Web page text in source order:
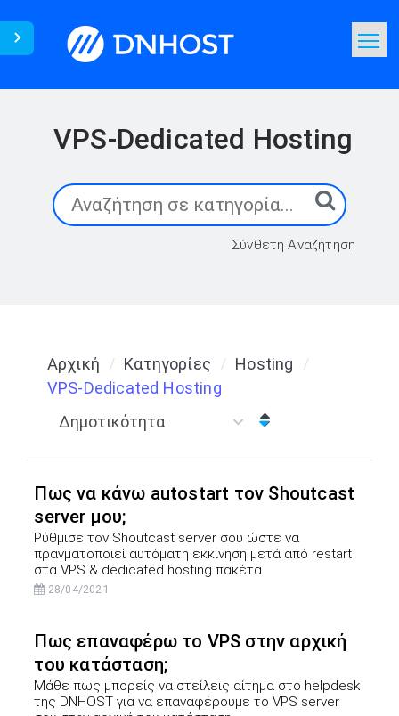
VPS-Dedicated Hosting
Σύνθετη Αναζήτηση
Αρχική Κατηγορίες
Hosting
VPS-Dedicated Hosting
Πως να κάνω autostart τον Shoutcast
server μου;
Ρύθμισε τον Shoutcast server σου ώστε να
πραγματοποιεί αυτόματη εκκίνηση μετά από restart
στα VPS & dedicated hosting πακέτα.
28/04/2021
Πως επαναφέρω το VPS στην αρχική
του κατάσταση;
Μάθε πως μπορείς να στείλεις αίτημα στο helpdesk
της DNHOST για να επαναφέρουμε το VPS server